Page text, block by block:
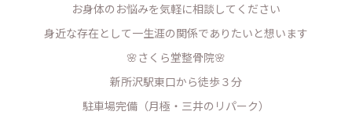
お身体のお悩みを気軽に相談してください
身近な存在として一生涯の関係でありたいと想います
🌸さくら堂整骨院🌸
新所沢駅東口から徒歩３分
駐車場完備（月極・三井のリパーク）